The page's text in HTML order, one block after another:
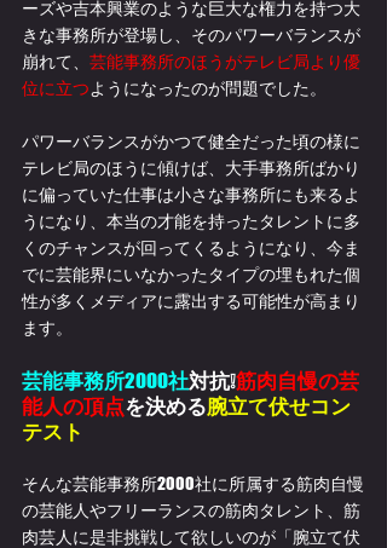
ーズや吉本興業のような巨大な権力を持つ大
きな事務所が登場し、そのパワーバランスが
崩れて、 芸能事務所のほうがテレビ局より優
位に立つようになったのが問題でした。
パワーバランスがかつて健全だった頃の様に
テレビ局のほうに傾けば、大手事務所ばかり
に偏っていた仕事は小さな事務所にも来るよ
うになり、本当の才能を持ったタレントに多
くのチャンスが回ってくるようになり、今ま
でに芸能界にいなかったタイプの埋もれた個
性が多くメディアに露出する可能性が高まり
ます。
芸能事務所2000社対抗❕筋肉自慢の芸
能人の頂点を決める腕立て伏せコン
テスト
そんな芸能事務所2000社に所属する筋肉自慢
の芸能人やフリーランスの筋肉タレント、筋
肉芸人に是非挑戦して欲しいのが「腕立て伏